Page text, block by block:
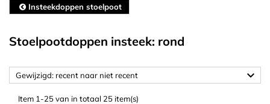
Insteekdoppen stoelpoot
Stoelpootdoppen insteek: rond
Gewijzigd: recent naar niet recent 
Item 1-25 van in totaal 25 item(s)